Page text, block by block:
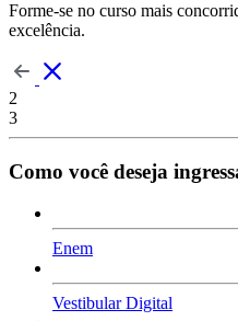
Forme-se no curso mais
excelência.
2
3
Como você deseja
Enem
Vestibular Digital